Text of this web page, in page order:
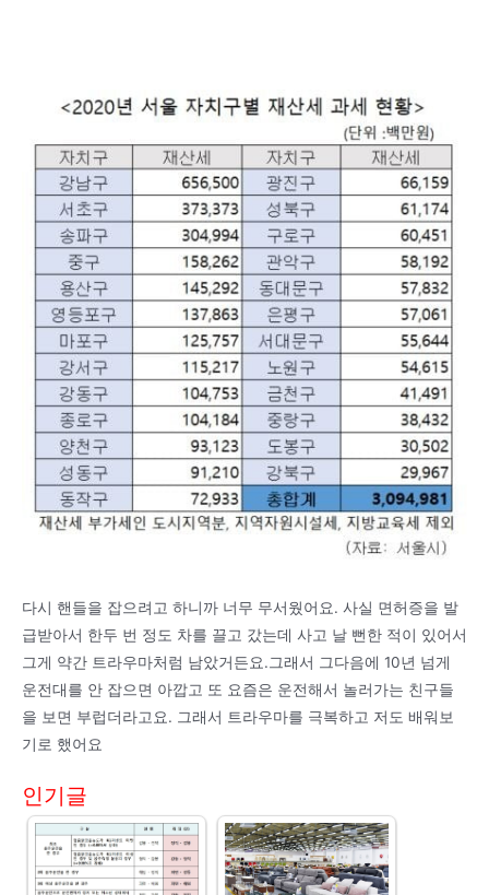
다시 핸들을 잡으려고 하니까 너무 무서웠어요. 사실 면허증을 발
급받아서 한두 번 정도 차를 끌고 갔는데 사고 날 뻔한 적이 있어서
그게 약간 트라우마처럼 남았거든요.그래서 그다음에 10년 넘게
운전대를 안 잡으면 아깝고 또 요즘은 운전해서 놀러가는 친구들
을 보면 부럽더라고요. 그래서 트라우마를 극복하고 저도 배워보
기로 했어요
인기글